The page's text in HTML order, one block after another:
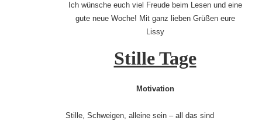
Ich wünsche euch viel Freude beim Lesen und eine
gute neue Woche! Mit ganz lieben Grüßen eure
Lissy
Stille Tage
Motivation
Stille, Schweigen, alleine sein – all das sind